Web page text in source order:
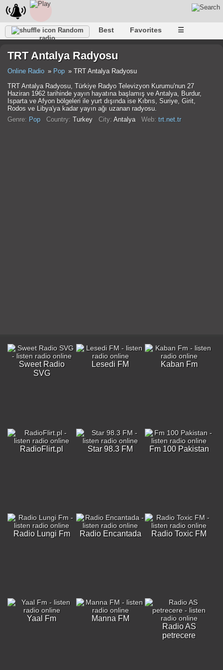
Random
radio
Best Favorites ☰
TRT Antalya Radyosu
Online Radio Pop
TRT Antalya Radyosu
TRT Antalya Radyosu, Türkiye Radyo Televizyon Kurumu'nun 27
Haziran 1962 tarihinde yayın hayatına başlamış ve Antalya, Burdur,
Isparta ve Afyon bölgeleri ile yurt dışında ise Kıbrıs, Suriye, Girit,
Rodos ve Libya'ya kadar yayın ağı uzanan radyosu.
Genre: Pop Country: Turkey City: Antalya Web: trt.net.tr
Sweet Radio
SVG
Lesedi FM Kaban Fm
RadioFlirt.pl Star 98.3 FM Fm 100 Pakistan
Radio Lungi Fm Radio Encantada Radio Toxic FM
Yaal Fm
Manna FM
Radio AS
petrecere